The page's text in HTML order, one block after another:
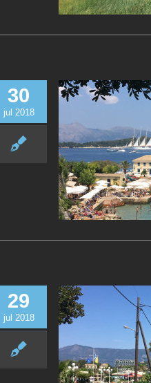
30
jul 2018
29
jul 2018